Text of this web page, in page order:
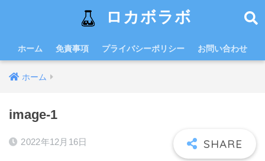
ロカボラボ
ホーム 免責事項 プライバシーポリシー お問い合わせ
ホーム
image-1
2022年12月16日